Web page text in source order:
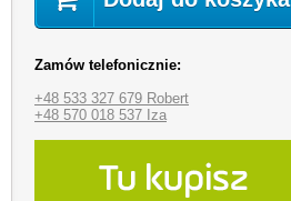
Zamów telefonicznie:
+48 533 327 679 Robert
+48 570 018 537 Iza